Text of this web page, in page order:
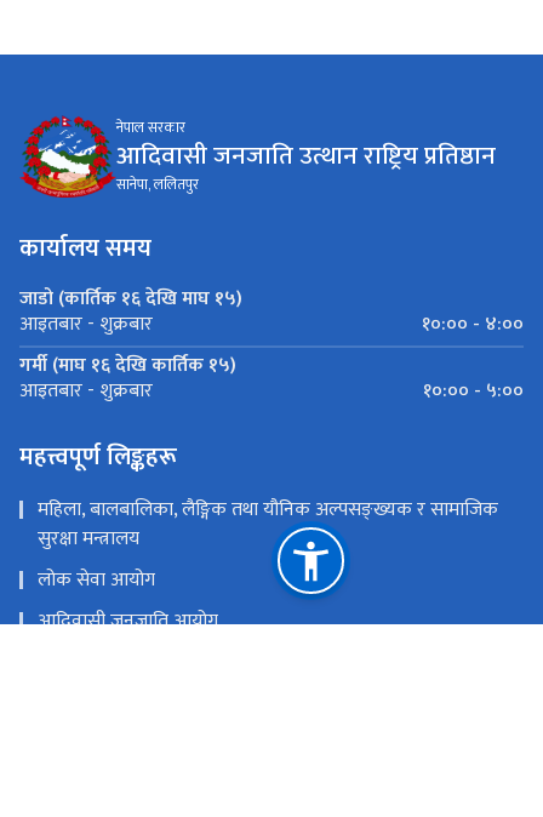
नेपाल सरकार
आदिवासी जनजाति उत्थान राष्ट्रिय प्रतिष्ठान
सानेपा, ललितपुर
कार्यालय समय
जाडो (कार्तिक १६ देखि माघ १५)
आइतबार - शुक्रबार
१०:०० - ४:००
गर्मी (माघ १६ देखि कार्तिक १५)
आइतबार - शुक्रबार १०:०० - ५:००
महत्त्वपूर्ण लिङ्कहरू
महिला, बालबालिका, लैङ्गिक तथा यौनिक अल्पसङ्ख्यक र सामाजिक
सुरक्षा मन्त्रालय
लोक सेवा आयोग
आदिवासी जनजाति आयोग